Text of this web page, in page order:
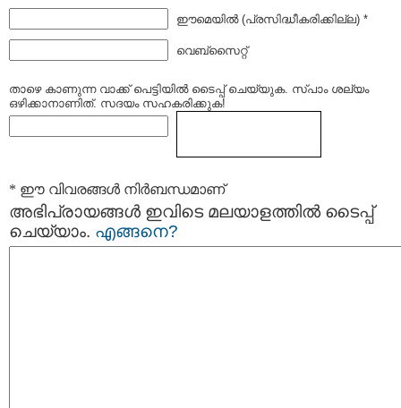
ഈമെയില്‍ (പ്രസിദ്ധീകരിക്കില്ല) *
വെബ്സൈറ്റ്
താഴെ കാണുന്ന വാക്ക് പെട്ടിയില്‍ ടൈപ്പ്‌ ചെയ്യുക. സ്പാം ശല്യം
ഒഴിക്കാനാണിത്. സദയം സഹകരിക്കുക!
* ഈ വിവരങ്ങള്‍ നിര്‍ബന്ധമാണ്
അഭിപ്രായങ്ങള്‍ ഇവിടെ മലയാളത്തില്‍ ടൈപ്പ്
ചെയ്യാം. എങ്ങനെ?